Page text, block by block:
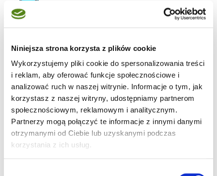
Niniejsza strona korzysta z plików cookie
Wykorzystujemy pliki cookie do spersonalizowania treści
i reklam, aby oferować funkcje społecznościowe i
analizować ruch w naszej witrynie. Informacje o tym, jak
korzystasz z naszej witryny, udostępniamy partnerom
społecznościowym, reklamowym i analitycznym.
Partnerzy mogą połączyć te informacje z innymi danymi
otrzymanymi od Ciebie lub uzyskanymi podczas
korzystania z ich usług.
ciasta
19
70